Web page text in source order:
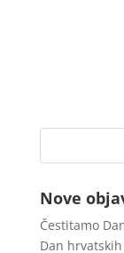
Nove
Čestitamo
Dan